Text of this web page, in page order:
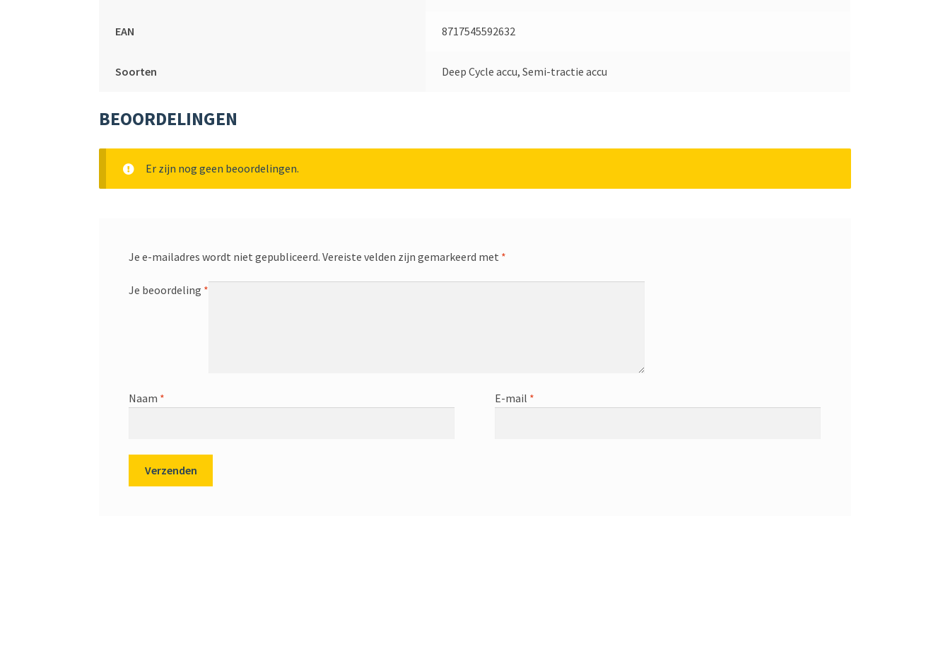
EAN 8717545592632
Soorten Deep Cycle accu, Semi-tractie accu
BEOORDELINGEN
Er zijn nog geen beoordelingen.
Je e-mailadres wordt niet gepubliceerd. Vereiste velden zijn gemarkeerd met *
Je beoordeling *
Naam * E-mail *